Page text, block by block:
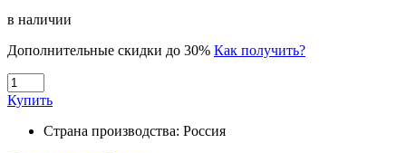
в наличии
Дополнительные скидки до 30% Как получить?
Купить
Страна производства: Россия